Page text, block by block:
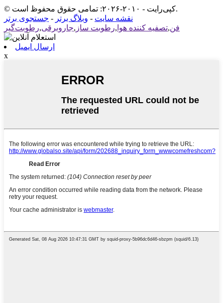
© کپی‌رایت - ۲۰۱۰-۲۰۲۶: تمامی حقوق محفوظ است.
نقشه سایت - وبلاگ برتر - جستجوی برتر
فن,تصفیه کننده هوا ,رطوبت ساز ,جاروبرقی,رطوبت‌گیر
ارسال ایمیل
x